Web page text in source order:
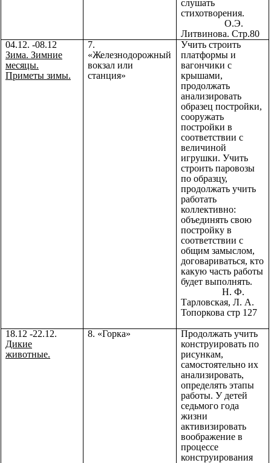
слушать
стихотворения.
О.Э.
Литвинова. Стр.80
04.12. -08.12
Зима. Зимние
месяцы.
Приметы зимы.
7.
«Железнодорожный
вокзал или
станция»
Учить строить
платформы и
вагончики с
крышами,
продолжать
анализировать
образец постройки,
сооружать
постройки в
соответствии с
величиной
игрушки. Учить
строить паровозы
по образцу,
продолжать учить
работать
коллективно:
объединять свою
постройку в
соответствии с
общим замыслом,
договариваться, кто
какую часть работы
будет выполнять.
Н. Ф.
Тарловская, Л. А.
Топоркова стр 127
18.12 -22.12.
Дикие
животные.
8. «Горка»
Продолжать учить
конструировать по
рисункам,
самостоятельно их
анализировать,
определять этапы
работы. У детей
седьмого года
жизни
активизировать
воображение в
процессе
конструирования